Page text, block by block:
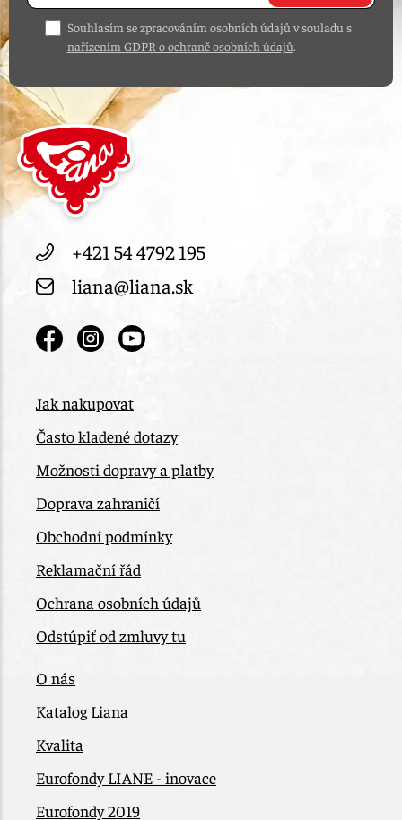
Souhlasím se zpracováním osobních údajů v souladu s
nařízením GDPR o ochraně osobních údajů.
+421 54 4792 195
liana@liana.sk
Jak nakupovat
Často kladené dotazy
Možnosti dopravy a platby
Doprava zahraničí
Obchodní podmínky
Reklamační řád
Ochrana osobních údajů
Odstúpiť od zmluvy tu
O nás
Katalog Liana
Kvalita
Eurofondy LIANE - inovace
Eurofondy 2019